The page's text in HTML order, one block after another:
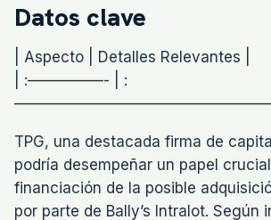
Datos clave
| Aspecto | Detalles Relevantes |
| :—————- | :———————————————————————————————————————————————————————————————————————————————————————————————————————————————————————————————————————————————————————————————————————————————————————————————————————————————————————————————————————————————————————————————————————————————————————————————————————————————————————————————————————————————————————————————————————————————————————————————————————————————————————————————————————————————————————————————————————————————————————————————————————————————————————————————————————————————————————————————————————————————————————————————————————————————————————————————————————————————————————————————————————————————————————————————————————————————————————————————————————————————————————————————————————————————————————————————————————————————————————————————————————————————————————————————————————————————————————————————————————————————————————————————————————————————————————————————————————————————————————————————————————————————————————————————————————————————————————————————————————————————————————————————————————————————————————————————————————————————————————————————————————————————————————————————————————————————————————————————————————————————————————————————————————————————————————————————————————————————————————————————————————————————————————————————————————————————————————————————————————————————————————————————————————————————————————————————————————————————————————————————————————————————————————————————————————————————————————————————————————————————————————————————————————————————————————————————————————————————————————————————————————————————————————————————————————————————————————————————————————————————————————————————————————————————————————————————————————————————————————————————————————————————————————————————————————————————————————————————————————————————————————————————————————————————————————————————————————————————————————————————————————————————————————————————————————————————————————————————————————————————————————————————————————————————————————————————————————————————————————————————————————————————————————————————————————————————————————————————————————————————————————————————————————————————————————————————————————————————————————————————————————————————————————————————————————————————————————————————————————————————————————————————————————————————————————————————————————————————————————————————————————————————————————————————————————————————————————————————————————————————————————————————————————————————————————————————————————————————————————————————————————————————————————————————————————————————————————————————————————————————————————————————————————————————————————————————————————————————————————————————————————————————————————————————————————————————————————————————————————————————————————————————————————————————————————————————————————————————————————————————————————————————————————————————————————————————————————————————————————————————————————————————————————————————————————————————————————————————————————————————————————————————————————————————————————————————————————————————————————————————————————————————————————————————————————————————————————————————————————————————————————————————————————————————————————————————————————————————————————————————————————————————————————————————————————————————————————————————————————————————————————————————————————————————————————————————————————————————————————————————————————————————————————————————————————————————————————————————————————————————————————————————————————————————————————————————————————————————————————————————————————————————————————————————————————————————————————————————————————————————————————————————————————————————————————————————————————————————————————————————————————————————————————————————————————————————————————————————————————————————————————————————————————————————————————————————————————————————————————————————————————————————————————————————————————————————————————————————————————————————————————————————————————————————————————————————————————————————————————————————————————————————————————————————————————————————————————————————————————————————————————————————————————————————————————————————————————————————————————————————————————————————————————————————————————————————————————————————————————————————————————————————————————————————————————————————————————————————————————————————————————————————————————————————————————————————————————————————————————————————————————————————————————————————————————————————————————————————————————————————————————————————————————————————————————————————————————————————————————————————————————————————————————————————————————————————————————————————————————————————————————————————————————————————————————————————————————————————————————————————————————————————————————————————————————————————————————————————————————————————————————————————————————————————————————————————————————————————————————————————————————————————————————————————————————————————————————————————————————————————————————————————————————————————————————————————————————————————————————————————————————————————————————————————————————————————————————————————————————————————————————————————————————————————————————————————————————————————————————————————————————————————————————————————————————————————————————————————————————————————————————————————————————————————————————————————————————————————————————————————————————————————————————————————————————————————————————————————————————————————————————————————————————————————————————————————————————————————————————————————————————————————————————————————————————————————————————————————————————————————————————————————————————————————————————————————————————————————————————————————————————————————————————————————————————————————————————————————————————————————————————————————————————————————————————————————————————————————————————————————————————————————————————————————————————————————————————————————————————————————————————————————————————————————————————————————————————————————————————————————————————————————————————————————————————————————————————————————————————————————————————————————————————————————————————————————————————————————————————————————————————————————————————————————————————————————————————————————————————————————————————————————————————————————————————————————————————————————————————————————————————————————————————————————————————————————————————————————————————————————————————————————————————————————————————————————————————————————————————————————————————————————————————————————————————————————————————————————————————————————————————————————————————————————————————————————————————————————————————————————————————————————————————————————————————————————————————————————————————————————————————————————————————————————————————————————————————————————————————————————————————————————————————————————————————————————————————————————————————————————————————————————————————————————————————————————————————————————————————————————————————————————————————————————————————————————————————————————————————————————————————————————————————————————————————————————————————————————————————————————————————————————————————————————————————————————————————————————————————————————————————————————————————————————————————————————————————————————————————————————————————————————————————————————————————————————————————————————————————————————————————————————————————————————————————————————————————————————————————————————————————————————————————————————————————————————————————————————————————————————————————————————————————————————————————————————————————————————————————————————————————————————————————————————————————————————————————————————————————————————————————————————————————————————————————————————————————————————————————————————————————————————————————————————————————————————————————————————————————————————————————————————————————————————————————————————————————————————————————————————————————————————————————————————————————————————————————————————————————————————————————————————————————————————————————————————————————————————————————————————————————————————————————————————————————————————————————————————————————————————————————————————————————————————————————————————————————————————————————————————————————————————————————————————————————————————————————————————————————————————————————————————————————————————————————————————————————————————————————————————————————————————————————————————————————————————————————————————————————————————————————————————————————————————————————————————————————————————————————————————————————————————————————————————————————————————————————————————————————————————————————————————————————————————————————————————————————————————————————————————————————————————————————————————————————————————————————————————————————————————————————————————————————————————————————————————————————————————————————————————————————————————————————————————————————————————————————————————————————————————————————————————————————————————————————————————————————————————————————————————————————————————————————————————————————————————————————————————————————————————————————————————————————————————————————————————————————————————————————————————————————————————————————————————————————————————————————————————————————————————————————————————————————————————————————————————————————————————————————————————————————————————————————————————————————————————————————————————————————————————————————————————————————————————————————————————————————————————————————————————————————————————————————————————————————————————————————————————————————————————————————————————————————————————————————————————————————————————————————————————————————————————————————————————————————————————————————————————————————————————————————————————————————————————————————————————————————————————————————————————————————————————————————————————————————————————————————————————————
TPG, una destacada firma de
podría desempeñar un papel
financiación de la posible
por parte de Bally’s Intralot. Según